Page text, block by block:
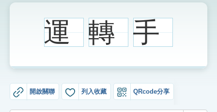
生字詞彙表
示
圖
運 轉 手
開啟關聯 列入收藏 QRcode分享